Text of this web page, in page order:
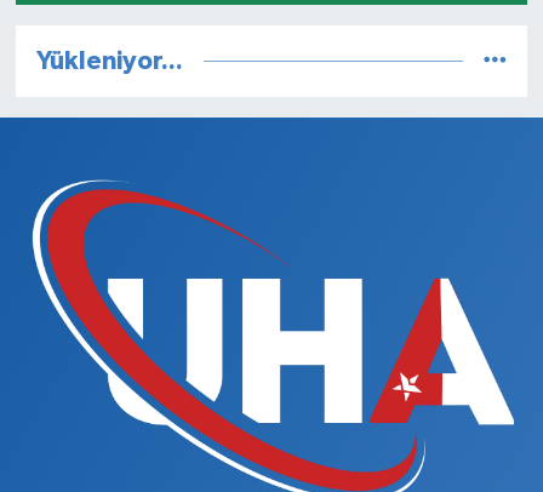
Yükleniyor...